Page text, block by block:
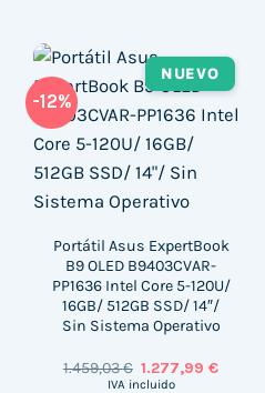
-12%
NUEVO
Portátil Asus ExpertBook
B9 OLED B9403CVAR-
PP1636 Intel Core 5-120U/
16GB/ 512GB SSD/ 14″/
Sin Sistema Operativo
1.459,03€ El
precio
1.277,99€El
IVA incluido